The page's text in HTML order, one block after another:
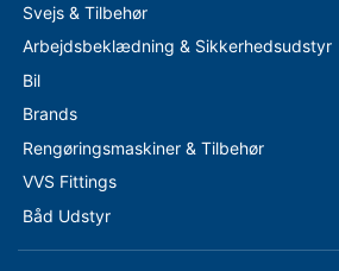
Svejs & Tilbehør
Arbejdsbeklædning & Sikkerhedsudstyr
Bil
Brands
Rengøringsmaskiner & Tilbehør
VVS Fittings
Båd Udstyr